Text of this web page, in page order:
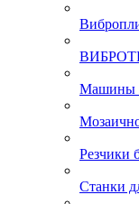
Машины
Резчики
Станки